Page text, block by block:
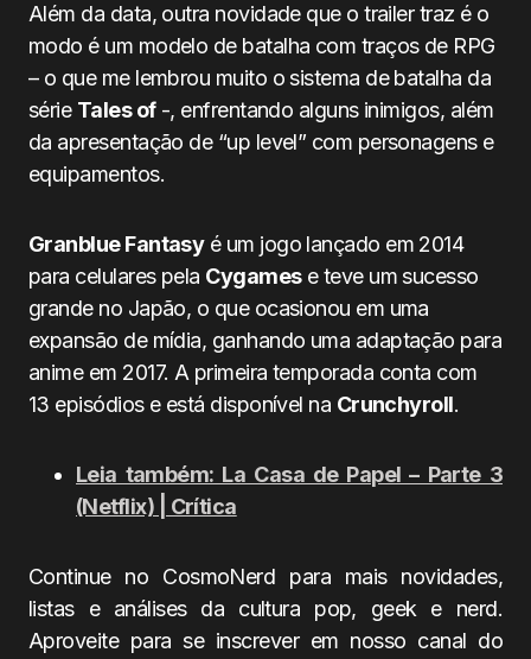
Além da data, outra novidade que o trailer traz é o
modo é um modelo de batalha com traços de RPG
– o que me lembrou muito o sistema de batalha da
série Tales of-, enfrentando alguns inimigos, além
da apresentação de “up level” com personagens e
equipamentos.
Granblue Fantasyé um jogo lançado em 2014
para celulares pela Cygamese teve um sucesso
grande no Japão, o que ocasionou em uma
expansão de mídia, ganhando uma adaptação para
anime em 2017. A primeira temporada conta com
13 episódios e está disponível na Crunchyroll.
Leia também: La Casa de Papel – Parte 3
(Netflix) | Crítica
Continue no CosmoNerd para mais novidades,
listas e análises da cultura pop, geek e nerd.
Aproveite para se inscrever em nosso canal do